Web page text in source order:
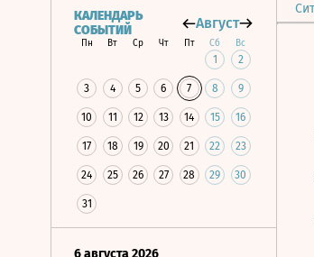
КАЛЕНДАРЬ
СОБЫТИЙ
Август
Пн Вт Ср Чт Пт Сб Вс
1 2
3 4 5 6 7 8 9
10 11 12 13 14 15 16
17 18 19 20 21 22 23
24 25 26 27 28 29 30
31
6 августа 2026